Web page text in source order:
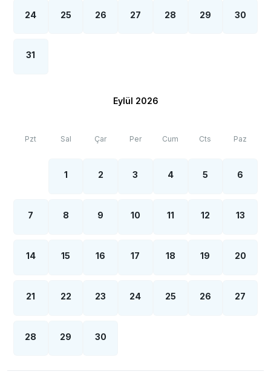
24 25 26 27 28 29 30
31
Eylül 2026
Pzt Sal Çar Per Cum Cts Paz
1 2 3 4 5 6
7 8 9 10 11 12 13
14 15 16 17 18 19 20
21 22 23 24 25 26 27
28 29 30